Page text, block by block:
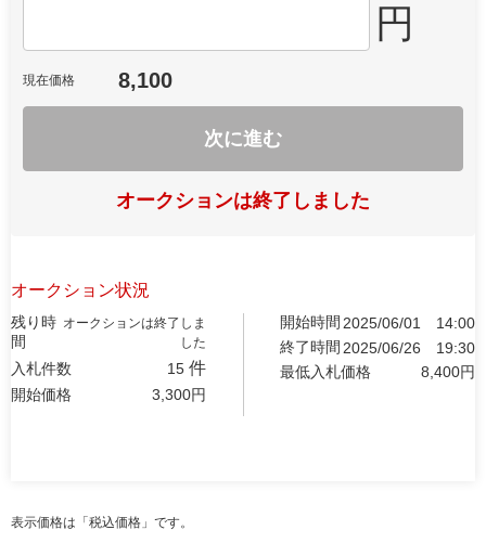
円
現在価格 8,100
次に進む
オークションは終了しました
オークション状況
残り時
間
オークションは終了しま
した
入札件数 15 件
開始価格 3,300円
開始時間 2025/06/01
14:00
終了時間 2025/06/26
19:30
最低入札価格
8,400円
表示価格は「税込価格」です。